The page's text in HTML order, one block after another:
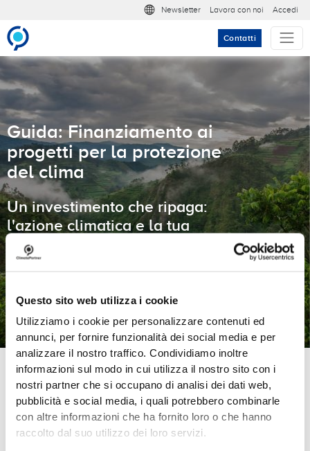
Questo sito web utilizza i cookie
Utilizziamo i cookie per personalizzare contenuti ed
annunci, per fornire funzionalità dei social media e per
analizzare il nostro traffico. Condividiamo inoltre
informazioni sul modo in cui utilizza il nostro sito con i
nostri partner che si occupano di analisi dei dati web,
pubblicità e social media, i quali potrebbero combinarle
con altre informazioni che ha fornito loro o che hanno
raccolto dal suo utilizzo dei loro servizi.
Meta nav
Newsletter Lavora con noi Accedi
Contatti
Guida: Finanziamento ai
progetti per la protezione
del clima
Un investimento che ripaga:
l'azione climatica e la tua
azienda
Briciole di pane
ClimatePartner Formazione Approfondimenti
Guida al finanziamento dei progetti per la protezione del clima
Finanziare i progetti per il clima – Un